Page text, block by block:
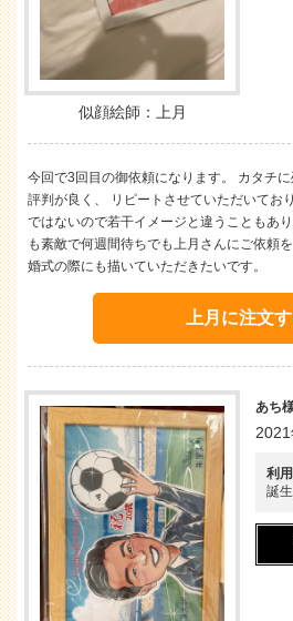
似顔絵師：上月
今回で3回目の御依頼になります。 カタチ
評判が良く、 リピートさせていただいてお
ではないので若干イメージと違うこともあ
も素敵で何週間待ちでも上月さんにご依頼
婚式の際にも描いていただきたいです。
上月に注文
あち
利
誕